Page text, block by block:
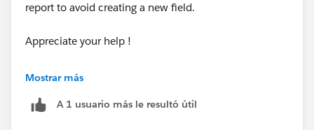
report to avoid creating a new field.
Appreciate your help !
Tarun
Mostrar más
A 1 usuario más le resultó útil